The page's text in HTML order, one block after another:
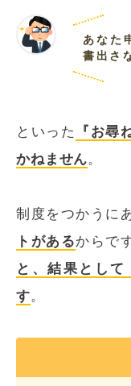
あなた
書出さ
といった
『お尋
かねません。
制度をつかうに
トがあるからで
と、結果として
す。